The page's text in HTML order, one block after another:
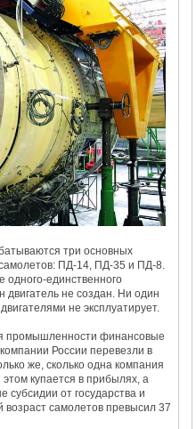
три основных
ПД-14, ПД-35 и ПД-8.
одного-единственного
двигатель не создан. Ни один
не эксплуатирует.
промышленности финансовые
России перевезли в
же, сколько одна компания
купается в прибылях, а
от государства и
самолетов превысил 37